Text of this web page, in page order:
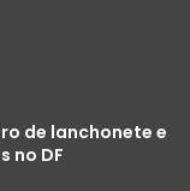
de lanchonete e
no DF